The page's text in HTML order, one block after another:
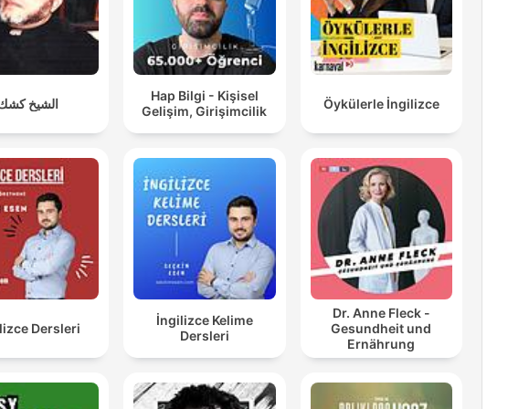
الشيخ
Hap Bilgi - Kişisel
Gelişim, Girişimcilik
Öykülerle İngilizce
Dersleri
İngilizce Kelime
Dersleri
Dr. Anne Fleck -
Gesundheit und
Ernährung